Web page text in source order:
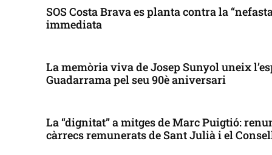
SOS Costa Brava es planta contra la
immediata
La memòria viva de Josep Sunyol uneix
Guadarrama pel seu 90è aniversari
La “dignitat” a mitges de Marc Puigtió:
càrrecs remunerats de Sant Julià i el